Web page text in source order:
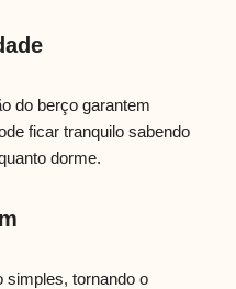
do berço garantem
ficar tranquilo sabendo
dorme.
simples, tornando o